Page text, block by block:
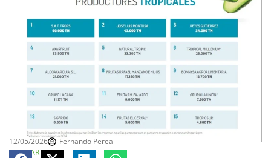
12/05/2026
Fernando Perea
COMPARTE